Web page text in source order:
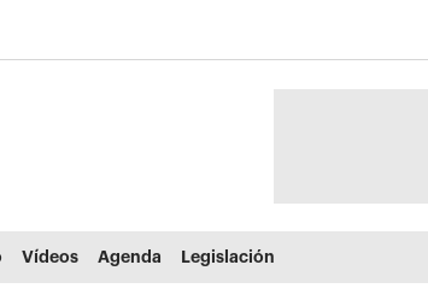
Vídeos Agenda Legislación